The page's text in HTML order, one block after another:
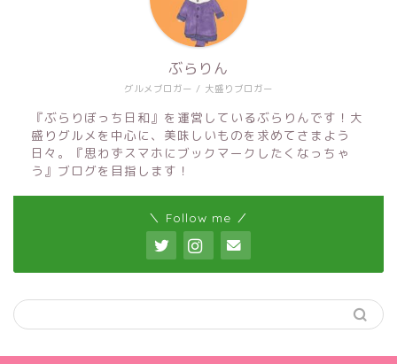
グルメブロガー / 大盛りブロガー
ぶらりん
『ぶらりぼっち日和』を運営しているぶらりんです！大
盛りグルメを中心に、美味しいものを求めてさまよう
日々。『思わずスマホにブックマークしたくなっちゃ
う』ブログを目指します！
＼ Follow me ／